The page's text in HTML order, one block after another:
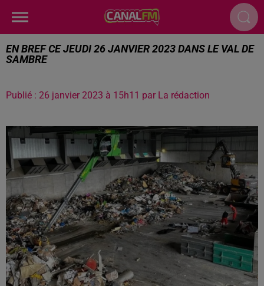
EN BREF CE JEUDI 26 JANVIER 2023 DANS LE VAL DE
SAMBRE
Publié : 26 janvier 2023 à 15h11 par La rédaction